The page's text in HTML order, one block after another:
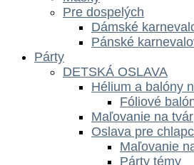
Pre dospelých
Dámské
Pánské
Párty
DETSKÁ OSLAVA
Hélium a balóny
Fóliové
Maľovanie na tvár
Oslava pre
Maľovanie
Párty témy